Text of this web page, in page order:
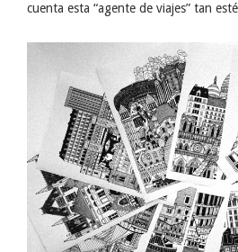
cuenta esta “agente de viajes” tan